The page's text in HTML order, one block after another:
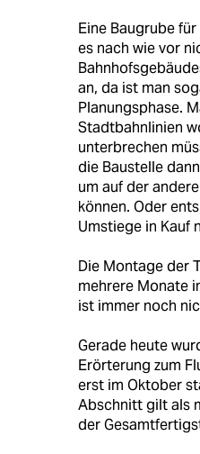
Eine Baugrube
es nach wie vor
an, da ist man
Planungsphase.
Stadtbahnlinien
unterbrechen
die Baustelle
um auf der
können. Oder
Umstiege in Kauf
Die Montage der
mehrere Monate
ist immer noch
Gerade heute
Erörterung zum
erst im Oktober
Abschnitt gilt als
der